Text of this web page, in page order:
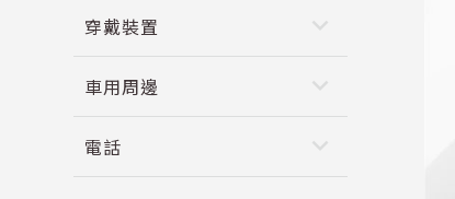
穿戴裝置 keyboard_arrow_down
車用周邊 keyboard_arrow_down
電話 keyboard_arrow_down